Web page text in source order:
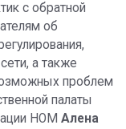
с обратной
об
а также
проблем
палаты
НОМ Алена